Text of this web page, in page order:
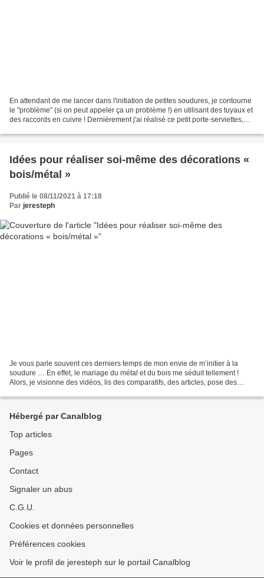
En attendant de me lancer dans l'initiation de petites soudures, je contourne
le "problème" (si on peut appeler ça un problème !) en utilisant des tuyaux et
des raccords en cuivre ! Dernièrement j'ai réalisé ce petit porte-serviettes,
Idées pour réaliser soi-même des décorations «
bois/métal »
Publié le 08/11/2021 à 17:18
Par jeresteph
Je vous parle souvent ces derniers temps de mon envie de m’initier à la
soudure … En effet, le mariage du métal et du bois me séduit tellement !
Alors, je visionne des vidéos, lis des comparatifs, des articles, pose des
Hébergé par Canalblog
Top articles
Pages
Contact
Signaler un abus
C.G.U.
Cookies et données personnelles
Préférences cookies
Voir le profil de jeresteph sur le portail Canalblog